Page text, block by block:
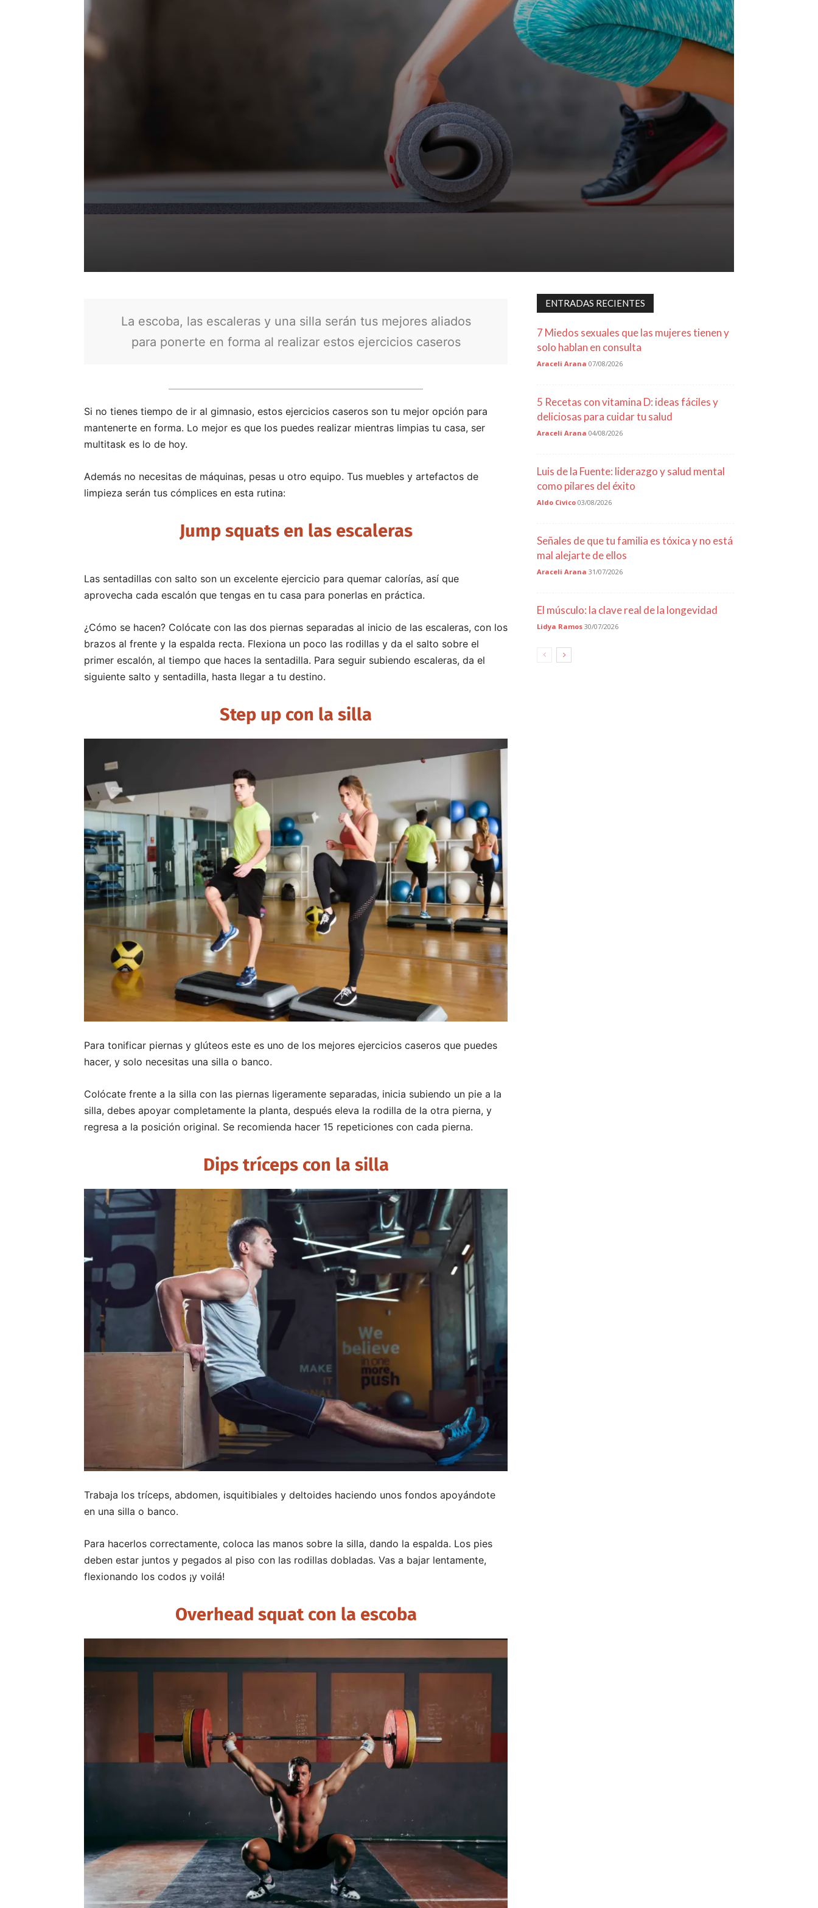
La escoba, las escaleras y una silla serán tus mejores aliados
para ponerte en forma al realizar estos ejercicios caseros
Si no tienes tiempo de ir al gimnasio, estos ejercicios caseros son tu mejor opción para
mantenerte en forma. Lo mejor es que los puedes realizar mientras limpias tu casa, ser
multitask es lo de hoy.
Además no necesitas de máquinas, pesas u otro equipo. Tus muebles y artefactos de
limpieza serán tus cómplices en esta rutina:
Jump squats en las escaleras
Las sentadillas con salto son un excelente ejercicio para quemar calorías, así que
aprovecha cada escalón que tengas en tu casa para ponerlas en práctica.
¿Cómo se hacen? Colócate con las dos piernas separadas al inicio de las escaleras, con los
brazos al frente y la espalda recta. Flexiona un poco las rodillas y da el salto sobre el
primer escalón, al tiempo que haces la sentadilla. Para seguir subiendo escaleras, da el
siguiente salto y sentadilla, hasta llegar a tu destino.
Step up con la silla
Para tonificar piernas y glúteos este es uno de los mejores ejercicios caseros que puedes
hacer, y solo necesitas una silla o banco.
Colócate frente a la silla con las piernas ligeramente separadas, inicia subiendo un pie a la
silla, debes apoyar completamente la planta, después eleva la rodilla de la otra pierna, y
regresa a la posición original. Se recomienda hacer 15 repeticiones con cada pierna.
Dips tríceps con la silla
Trabaja los tríceps, abdomen, isquitibiales y deltoides haciendo unos fondos apoyándote
en una silla o banco.
Para hacerlos correctamente, coloca las manos sobre la silla, dando la espalda. Los pies
deben estar juntos y pegados al piso con las rodillas dobladas. Vas a bajar lentamente,
flexionando los codos ¡y voilá!
Overhead squat con la escoba
ENTRADAS RECIENTES
7 Miedos sexuales que las mujeres tienen y
solo hablan en consulta
Araceli Arana 07/08/2026
5 Recetas con vitamina D: ideas fáciles y
deliciosas para cuidar tu salud
Araceli Arana 04/08/2026
Luis de la Fuente: liderazgo y salud mental
como pilares del éxito
Aldo Civico 03/08/2026
Señales de que tu familia es tóxica y no está
mal alejarte de ellos
Araceli Arana 31/07/2026
El músculo: la clave real de la longevidad
Lidya Ramos 30/07/2026